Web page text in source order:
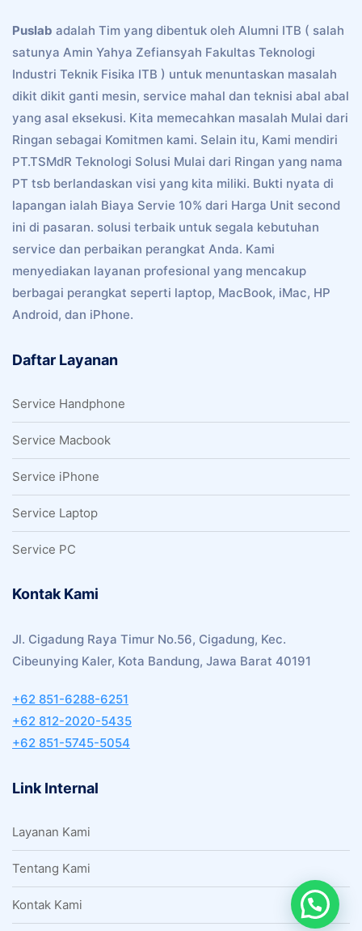
Puslab adalah Tim yang dibentuk oleh Alumni ITB ( salah
satunya Amin Yahya Zefiansyah Fakultas Teknologi
Industri Teknik Fisika ITB ) untuk menuntaskan masalah
dikit dikit ganti mesin, service mahal dan teknisi abal abal
yang asal eksekusi. Kita memecahkan masalah Mulai dari
Ringan sebagai Komitmen kami. Selain itu, Kami mendiri
PT.TSMdR Teknologi Solusi Mulai dari Ringan yang nama
PT tsb berlandaskan visi yang kita miliki. Bukti nyata di
lapangan ialah Biaya Servie 10% dari Harga Unit second
ini di pasaran. solusi terbaik untuk segala kebutuhan
service dan perbaikan perangkat Anda. Kami
menyediakan layanan profesional yang mencakup
berbagai perangkat seperti laptop, MacBook, iMac, HP
Android, dan iPhone.
Daftar Layanan
Service Handphone
Service Macbook
Service iPhone
Service Laptop
Service PC
Kontak Kami
Jl. Cigadung Raya Timur No.56, Cigadung, Kec.
Cibeunying Kaler, Kota Bandung, Jawa Barat 40191
+62 851-6288-6251
+62 812-2020-5435
+62 851-5745-5054
Link Internal
Layanan Kami
Tentang Kami
Kontak Kami